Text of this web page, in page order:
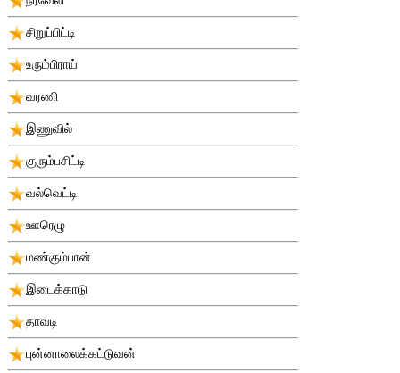
சிறுப்பிட்டி
உரும்பிராய்
வரணி
இணுவில்
குரும்பசிட்டி
வல்வெட்டி
ஊரெழு
மண்கும்பான்
இடைக்காடு
தாவடி
புன்னாலைக்கட்டுவன்